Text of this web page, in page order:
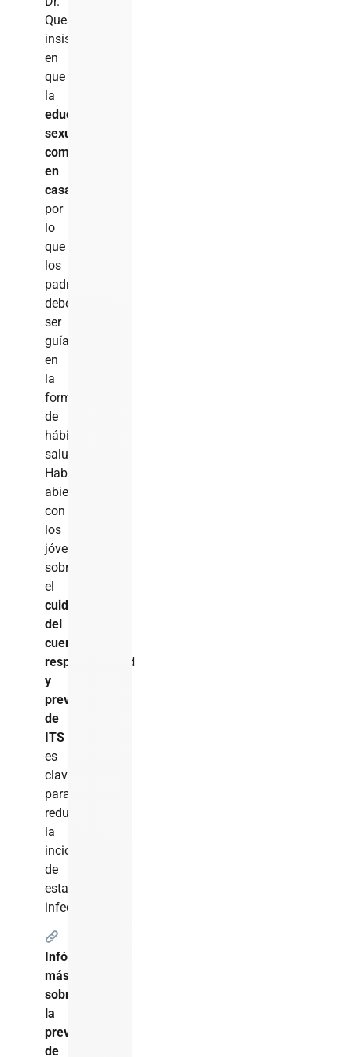
Quesada
insiste
en
que
la
educación
sexual
comienza
en
casa
por
lo
que
los
padres
deben
ser
guías
en
la
formación
de
hábitos
saludables.
Hablar
abiertamente
con
los
jóvenes
sobre
el
cuidado
del
cuerpo,
responsabilidad
y
prevención
de
ITS
es
clave
para
reducir
la
incidencia
de
estas
infecciones.
Infórmate
más
sobre
la
prevención
de